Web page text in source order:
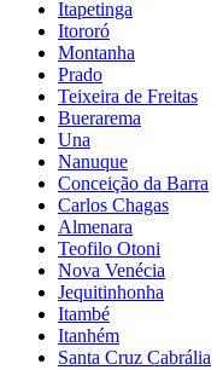
Itapetinga
Itororó
Montanha
Prado
Teixeira de Freitas
Buerarema
Una
Nanuque
Conceição da Barra
Carlos Chagas
Almenara
Teofilo Otoni
Nova Venécia
Jequitinhonha
Itambé
Itanhém
Santa Cruz Cabrália